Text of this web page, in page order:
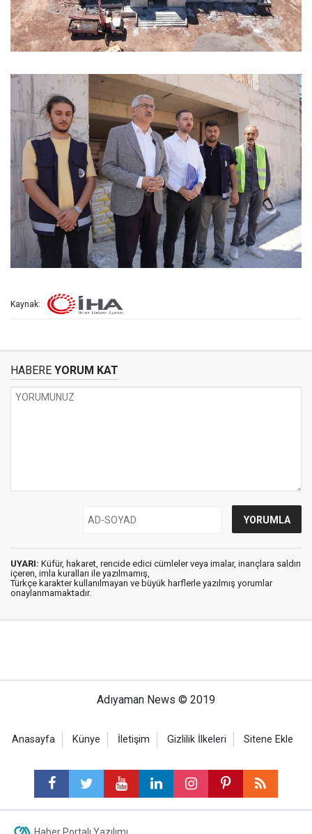
Kaynak:
HABERE YORUM KAT
UYARI: Küfür, hakaret, rencide edici cümleler veya imalar, inançlara saldırı
içeren, imla kuralları ile yazılmamış,
Türkçe karakter kullanılmayan ve büyük harflerle yazılmış yorumlar
onaylanmamaktadır.
Adıyaman News © 2019
Anasayfa Künye İletişim Gizlilik İlkeleri Sitene Ekle